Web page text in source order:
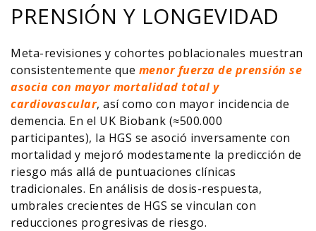
PRENSIÓN Y LONGEVIDAD
Meta-revisiones y cohortes poblacionales muestran
consistentemente que menor fuerza de prensión se
asocia con mayor mortalidad total y
cardiovascular, así como con mayor incidencia de
demencia. En el UK Biobank (≈500.000
participantes), la HGS se asoció inversamente con
mortalidad y mejoró modestamente la predicción de
riesgo más allá de puntuaciones clínicas
tradicionales. En análisis de dosis-respuesta,
umbrales crecientes de HGS se vinculan con
reducciones progresivas de riesgo.